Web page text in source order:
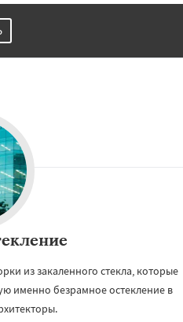
из закаленного стекла, которые
именно безрамное остекление в